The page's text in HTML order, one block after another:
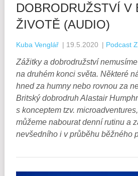
DOBRODRUŽSTVÍ V
ŽIVOTĚ (AUDIO)
Kuba Venglář | 19.5.2020 | Podcast
Zážitky a dobrodružství
na druhém konci světa. Některé
hned za humny nebo rovnou za
Britský dobrodruh Alastair
s konceptem tzv.
můžeme nabourat denní rutinu a
nevšedního i v průběhu běžného